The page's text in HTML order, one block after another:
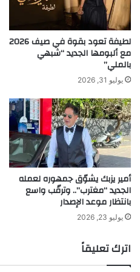
ي
ة
أ
ن
ا
ب
ل
ا
ه
ل
ق
ق
ن
ج
ا
ح
ب
ي
ر
ب
ط
ر
ح
ه
ن
ي
لطيفة تعود بقوة في صيف 2026
مع ألبومها الجديد “شبهي
بالملي”
يوليو 31, 2026
أمير يزبك يشوّق جمهوره لعمله
الجديد “مغترب”.. وترقّب واسع
بانتظار موعد الإصدار
يوليو 23, 2026
اترك تعليقاً